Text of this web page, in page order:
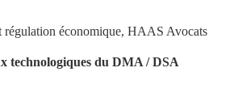
régulation économique, HAAS Avocats
technologiques du DMA / DSA